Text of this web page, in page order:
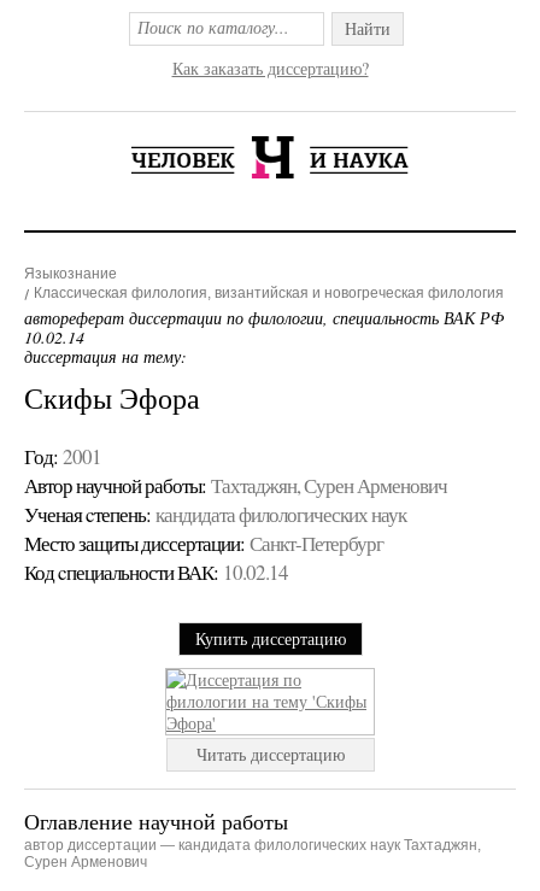
Найти
Как заказать диссертацию?
Языкознание
Классическая филология, византийская и новогреческая филология
автореферат диссертации по филологии, специальность ВАК РФ
10.02.14
диссертация на тему:
Скифы Эфора
Год: 2001
Автор научной работы: Тахтаджян, Сурен Арменович
Ученая cтепень: кандидата филологических наук
Место защиты диссертации: Санкт-Петербург
Код cпециальности ВАК: 10.02.14
Купить диссертацию
Читать диссертацию
Оглавление научной работы
автор диссертации — кандидата филологических наук Тахтаджян,
Сурен Арменович